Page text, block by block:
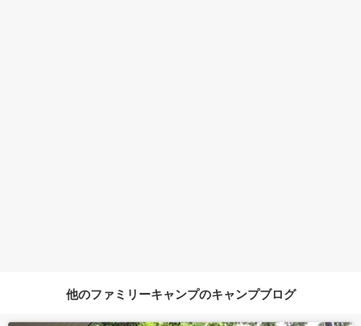
他のファミリーキャンプのキャンプブログ